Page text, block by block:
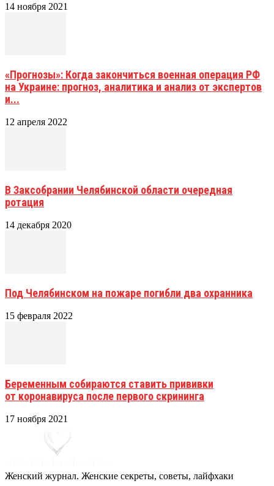
14 ноября 2021
«Прогнозы»: Когда закончиться военная операция РФ
на Украине: прогноз, аналитика и анализ от экспертов
и...
12 апреля 2022
В Заксобрании Челябинской области очередная
ротация
14 декабря 2020
Под Челябинском на пожаре погибли два охранника
15 февраля 2022
Беременным собираются ставить прививки
от коронавируса после первого скрининга
17 ноября 2021
Женский журнал. Женские секреты, советы, лайфхаки